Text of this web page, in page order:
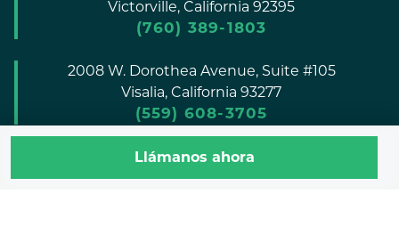
Victorville, California 92395
(760) 389-1803
2008 W. Dorothea Avenue, Suite #105
Visalia, California 93277
(559) 608-3705
Llámanos ahora